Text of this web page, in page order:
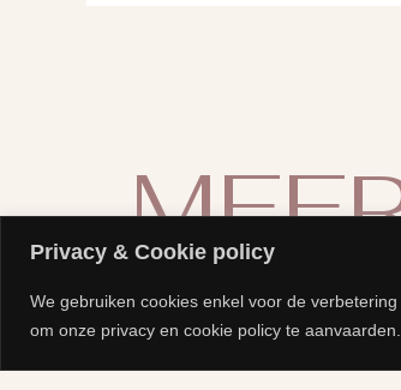
Privacy & Cookie policy
We gebruiken cookies enkel voor de
om onze privacy en cookie policy te aanvaarden.